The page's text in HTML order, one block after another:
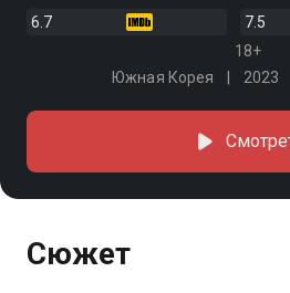
6.7
7.5
18+
Южная Корея
2023
Сюжет